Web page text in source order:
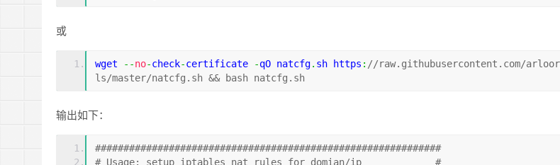
或
wget --no-check-certificate -qO natcfg. sh https : //raw.githubusercontent.com/
ls/master/natcfg.sh && bash natcfg.sh
输出如下：
#############################################################
# Usage: setup iptables nat rules for domian/ip             #